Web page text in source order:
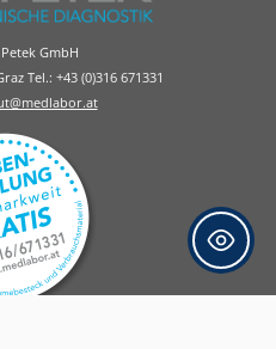
GmbH
Tel.: +43 (0)316 671331